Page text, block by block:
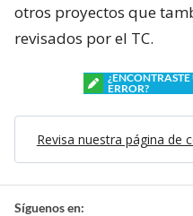
otros proyectos que
revisados por el TC.
ERROR?
Revisa nuestra página de
Síguenos en: